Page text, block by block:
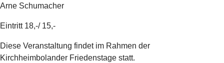
Arne Schumacher
Eintritt 18,-/ 15,-
Diese Veranstaltung findet im Rahmen der
Kirchheimbolander Friedenstage statt.